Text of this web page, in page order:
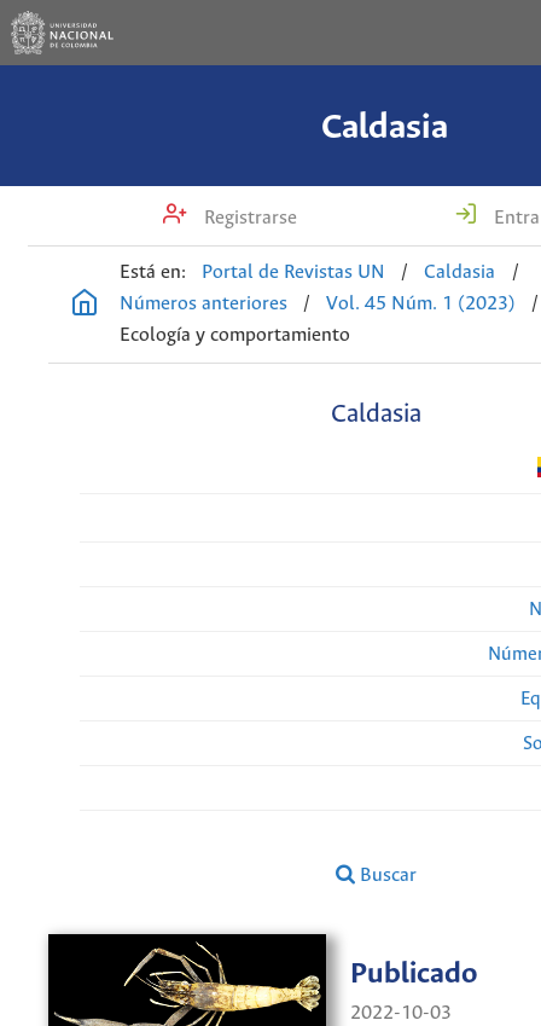
Caldasia
Registrarse
Está en: Portal de Revistas UN / Caldasia
/
Números anteriores
/ Vol. 45 Núm. 1 (2023)
/
Ecología y comportamiento
Caldasia
Buscar
Publicado
2022-10-03